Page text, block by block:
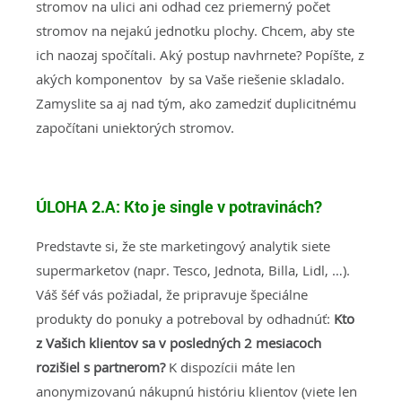
stromov na ulici ani odhad cez priemerný počet
stromov na nejakú jednotku plochy. Chcem, aby ste
ich naozaj spočítali. Aký postup navhrnete? Popíšte, z
akých komponentov by sa Vaše riešenie skladalo.
Zamyslite sa aj nad tým, ako zamedziť duplicitnému
započítani uniektorých stromov.
ÚLOHA 2.A: Kto je single v potravinách?
Predstavte si, že ste marketingový analytik siete
supermarketov (napr. Tesco, Jednota, Billa, Lidl, …).
Váš šéf vás požiadal, že pripravuje špeciálne
produkty do ponuky a potreboval by odhadnúť: Kto
z Vašich klientov sa v posledných 2 mesiacoch
rozišiel s partnerom? K dispozícii máte len
anonymizovanú nákupnú históriu klientov (viete len